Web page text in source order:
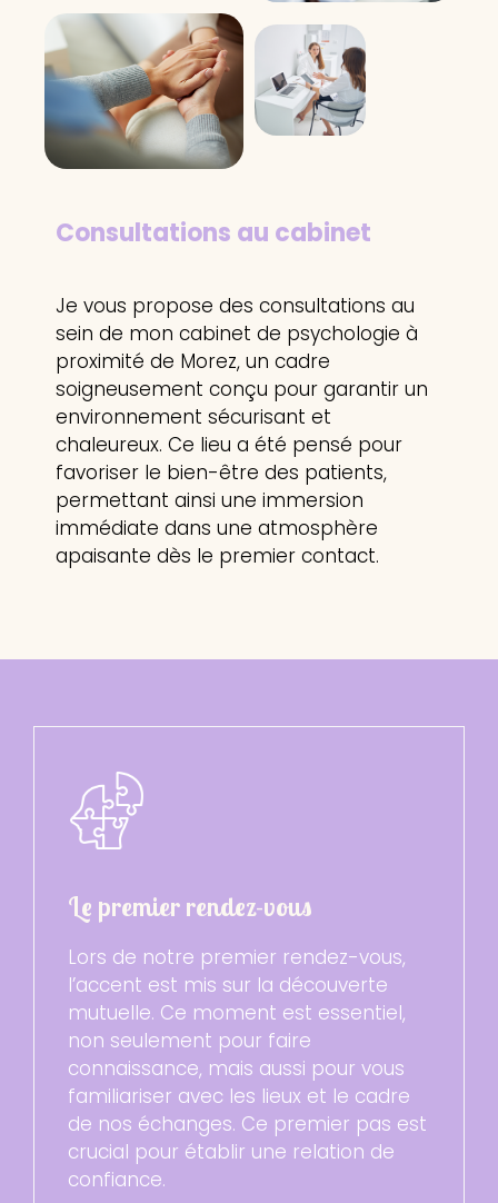
Consultations au cabinet
Je vous propose des consultations au
sein de mon cabinet de psychologie à
proximité de Morez, un cadre
soigneusement conçu pour garantir un
environnement sécurisant et
chaleureux. Ce lieu a été pensé pour
favoriser le bien-être des patients,
permettant ainsi une immersion
immédiate dans une atmosphère
apaisante dès le premier contact.
Le premier rendez-vous
Lors de notre premier rendez-vous,
l’accent est mis sur la découverte
mutuelle. Ce moment est essentiel,
non seulement pour faire
connaissance, mais aussi pour vous
familiariser avec les lieux et le cadre
de nos échanges. Ce premier pas est
crucial pour établir une relation de
confiance.